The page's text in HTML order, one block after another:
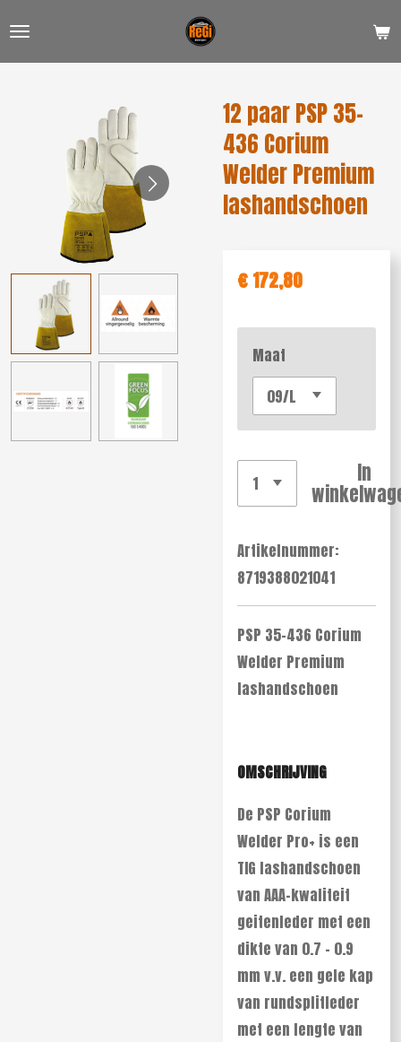
Ga
12 paar PSP 35-
436 Corium
Welder Premium
lashandschoen
€ 172,80
Maat
In
Artikelnummer:
8719388021041
PSP 35-436 Corium
Welder Premium
lashandschoen
OMSCHRIJVING
De PSP Corium
Welder Pro+ is een
TIG lashandschoen
van AAA-kwaliteit
geitenleder met een
dikte van 0.7 - 0.9
mm v.v. een gele kap
van rundsplitleder
met een lengte van